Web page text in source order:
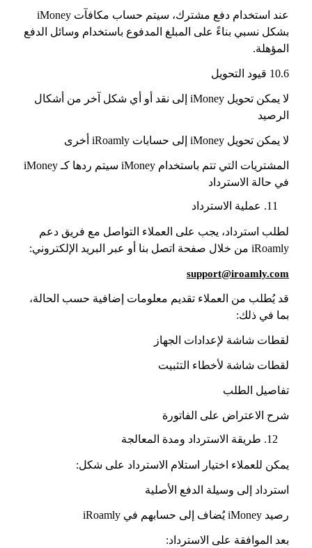
عند استخدام دفع مشترك، سيتم حساب مكافآت iMoney
بشكل نسبي بناءً على المبلغ المدفوع باستخدام وسائل الدفع
المؤهلة.
10.6 قيود التحويل
لا يمكن تحويل iMoney إلى نقد أو أي شكل آخر من أشكال
الرصيد
لا يمكن تحويل iMoney إلى حسابات iRoamly أخرى
المشتريات التي تتم باستخدام iMoney سيتم ردها كـ iMoney
في حالة الاسترداد
عملية الاسترداد
لطلب استرداد، يجب على العملاء التواصل مع فريق دعم
iRoamly من خلال صفحة اتصل بنا أو عبر البريد الإلكتروني:
support@iroamly.com
قد يُطلب من العملاء تقديم معلومات إضافية حسب الحالة،
بما في ذلك:
لقطات شاشة لإعدادات الجهاز
لقطات شاشة لأخطاء التثبيت
تفاصيل الطلب
شرح الاعتراض على الفاتورة
طريقة الاسترداد ومدة المعالجة
يمكن للعملاء اختيار استلام الاسترداد على شكل:
استرداد إلى وسيلة الدفع الأصلية
رصيد iMoney يُضاف إلى حسابهم في iRoamly
بعد الموافقة على الاسترداد: